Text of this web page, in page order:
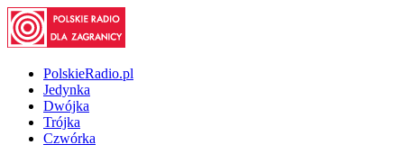
PolskieRadio.pl
Jedynka
Dwójka
Trójka
Czwórka